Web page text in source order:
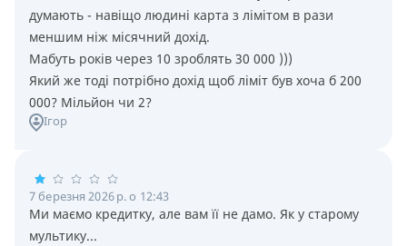
думають - навiщо людинi карта з лiмiтом в рази
меншим нiж мiсячний дохiд.
Мабуть рокiв через 10 зроблять 30 000 )))
Який же тодi потрiбно дохiд щоб лiмiт був хоча б 200
000? Мiльйон чи 2?
Ігор
7 березня 2026 р. о 12:43
Ми маємо кредитку, але вам її не дамо. Як у старому
мультику...